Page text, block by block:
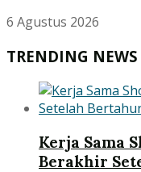
6 Agustus 2026
TRENDING NEWS
Kerja Sama
Berakhir